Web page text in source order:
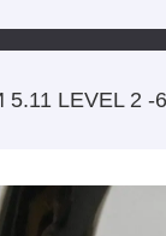
LEVEL 2 -